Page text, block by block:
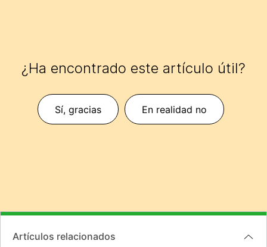
¿Ha encontrado este artículo útil?
Sí, gracias En realidad no
Artículos relacionados